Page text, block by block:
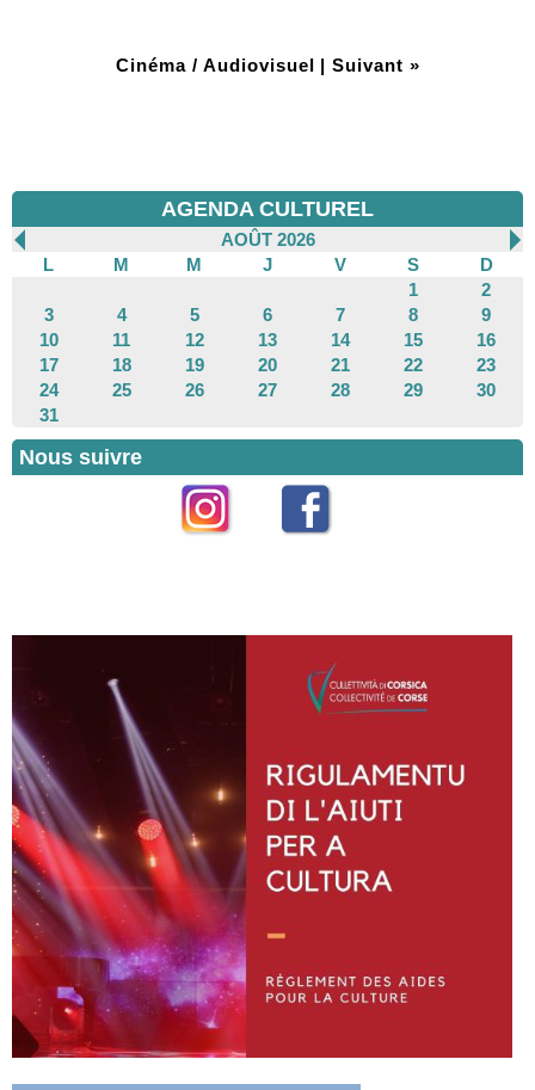
Cinéma / Audiovisuel | Suivant »
AGENDA CULTUREL
AOÛT 2026
L
M M J V S
D
1
2
3
4 5 6 7 8
9
10
11 12 13 14 15
16
17
18 19 20 21 22
23
24
25 26 27 28 29
30
31
Nous suivre